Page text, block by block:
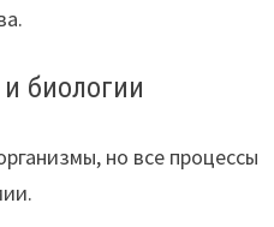
биологии
но все процессы